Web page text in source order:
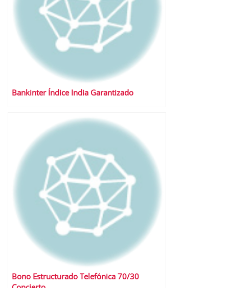
Bankinter Índice India Garantizado
Bono Estructurado Telefónica 70/30